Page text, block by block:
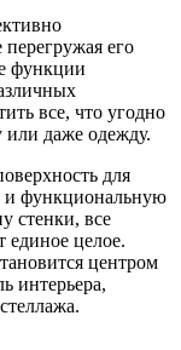
перегружая его
функции
все, что угодно
даже одежду.
для
и функциональную
стенки, все
единое целое.
центром
интерьера,